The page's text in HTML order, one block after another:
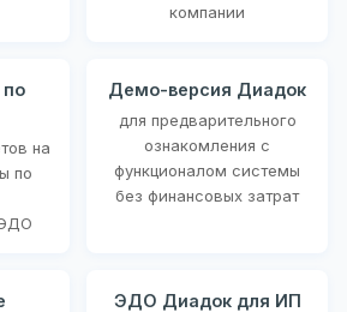
компании
по
на
по
Демо-версия Диадок
для предварительного
ознакомления с
функционалом системы
без финансовых затрат
ЭДО Диадок для ИП